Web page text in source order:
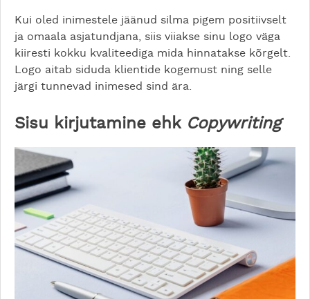
Kui oled inimestele jäänud silma pigem positiivselt
ja omaala asjatundjana, siis viiakse sinu logo väga
kiiresti kokku kvaliteediga mida hinnatakse kõrgelt.
Logo aitab siduda klientide kogemust ning selle
järgi tunnevad inimesed sind ära.
Sisu kirjutamine ehk Copywriting